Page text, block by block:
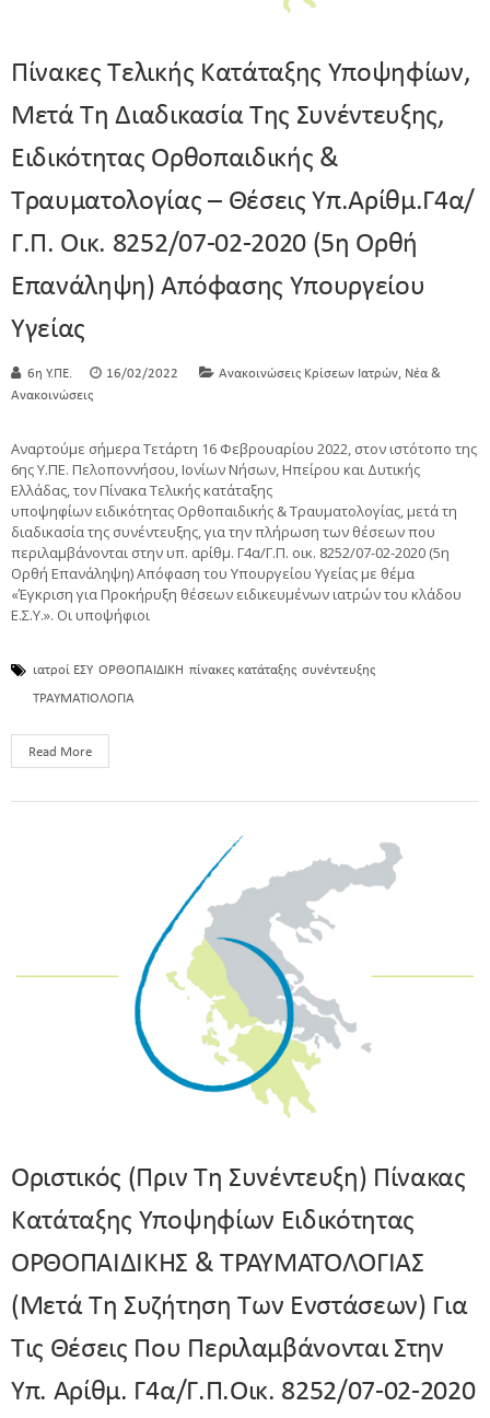
Πίνακες Τελικής Κατάταξης Υποψηφίων,
Μετά Τη Διαδικασία Της Συνέντευξης,
Ειδικότητας Ορθοπαιδικής &
Τραυματολογίας – Θέσεις Υπ.αρίθμ.Γ4α/
Γ.Π. Οικ. 8252/07-02-2020 (5η Ορθή
Επανάληψη) Απόφασης Υπουργείου
Υγείας
6η Υ.ΠΕ. 16/02/2022 Ανακοινώσεις Κρίσεων Ιατρών, Νέα &
Ανακοινώσεις
Αναρτούμε σήμερα Τετάρτη 16 Φεβρουαρίου 2022, στον ιστότοπο της
6ης Υ.ΠΕ. Πελοποννήσου, Ιονίων Νήσων, Ηπείρου και Δυτικής
Ελλάδας, τον Πίνακα Τελικής κατάταξης
υποψηφίων ειδικότητας Ορθοπαιδικής & Τραυματολογίας, μετά τη
διαδικασία της συνέντευξης, για την πλήρωση των θέσεων που
περιλαμβάνονται στην υπ. αρίθμ. Γ4α/Γ.Π. οικ. 8252/07-02-2020 (5η
Ορθή Επανάληψη) Απόφαση του Υπουργείου Υγείας με θέμα
«Έγκριση για Προκήρυξη θέσεων ειδικευμένων ιατρών του κλάδου
Ε.Σ.Υ.». Οι υποψήφιοι
ιατροί ΕΣΥ ΟΡΘΟΠΑΙΔΙΚΗ πίνακες κατάταξης συνέντευξης
ΤΡΑΥΜΑΤΙΟΛΟΓΙΑ
Read More
Οριστικός (πριν Τη Συνέντευξη) Πίνακας
Κατάταξης Υποψηφίων Ειδικότητας
ΟΡΘΟΠΑΙΔΙΚΗΣ & ΤΡΑΥΜΑΤΟΛΟΓΙΑΣ
(μετά Τη Συζήτηση Των Ενστάσεων) Για
Τις Θέσεις Που Περιλαμβάνονται Στην
Υπ. Αρίθμ. Γ4α/Γ.Π.οικ. 8252/07-02-2020